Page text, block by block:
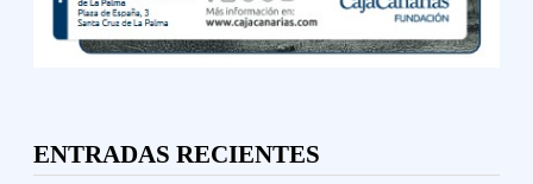
ENTRADAS RECIENTES